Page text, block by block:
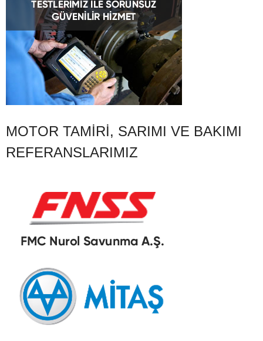
MOTOR TAMIRI, SARIMI VE BAKIMI
REFERANSLARIMIZ